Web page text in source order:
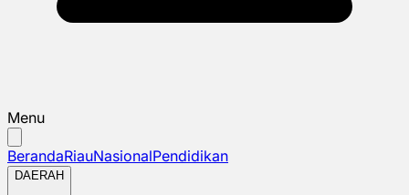
Menu
BerandaRiauNasionalPendidikan
DAERAH